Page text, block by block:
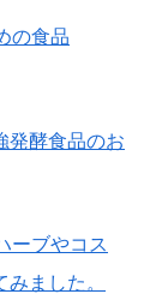
の食品
発酵食品のお
ーブやコス
ました。